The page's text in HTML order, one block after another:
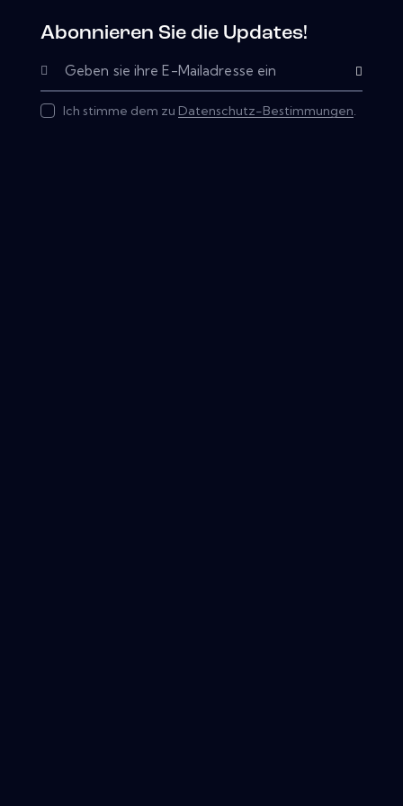
Abonnieren Sie die Updates!
Abonnieren
Ich stimme dem zu Datenschutz-Bestimmungen.